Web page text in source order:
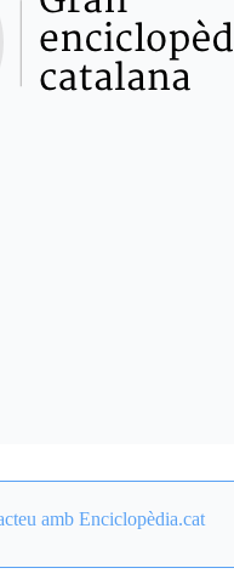
amb Enciclopèdia.cat